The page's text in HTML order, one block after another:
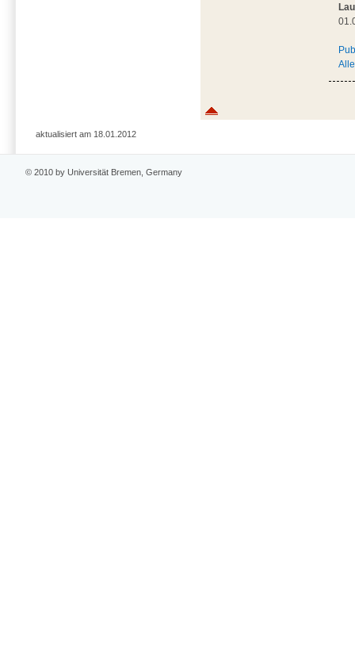
aktualisiert am 18.01.2012
© 2010 by Universität Bremen, Germany